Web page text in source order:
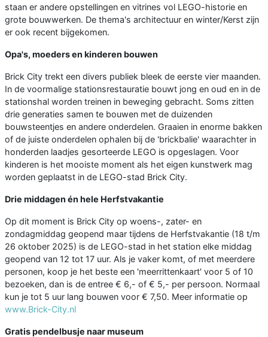
staan er andere opstellingen en vitrines vol LEGO-historie en
grote bouwwerken. De thema's architectuur en winter/Kerst zijn
er ook recent bijgekomen.
Opa's, moeders en kinderen bouwen
Brick City trekt een divers publiek bleek de eerste vier maanden.
In de voormalige stationsrestauratie bouwt jong en oud en in de
stationshal worden treinen in beweging gebracht. Soms zitten
drie generaties samen te bouwen met de duizenden
bouwsteentjes en andere onderdelen. Graaien in enorme bakken
of de juiste onderdelen ophalen bij de 'brickbalie' waarachter in
honderden laadjes gesorteerde LEGO is opgeslagen. Voor
kinderen is het mooiste moment als het eigen kunstwerk mag
worden geplaatst in de LEGO-stad Brick City.
Drie middagen én hele Herfstvakantie
Op dit moment is Brick City op woens-, zater- en
zondagmiddag geopend maar tijdens de Herfstvakantie (18 t/m
26 oktober 2025) is de LEGO-stad in het station elke middag
geopend van 12 tot 17 uur. Als je vaker komt, of met meerdere
personen, koop je het beste een 'meerrittenkaart' voor 5 of 10
bezoeken, dan is de entree € 6,- of € 5,- per persoon. Normaal
kun je tot 5 uur lang bouwen voor € 7,50. Meer informatie op
www.Brick-City.nl
Gratis pendelbusje naar museum